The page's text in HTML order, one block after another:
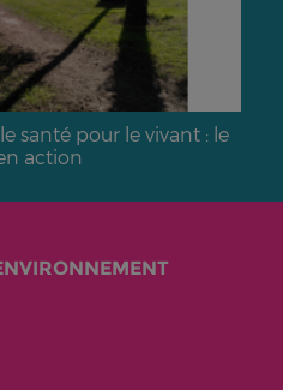
santé pour le vivant : le
action